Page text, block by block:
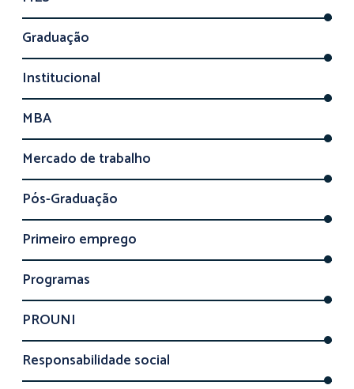
Graduação
Institucional
MBA
Mercado de trabalho
Pós-Graduação
Primeiro emprego
Programas
PROUNI
Responsabilidade social